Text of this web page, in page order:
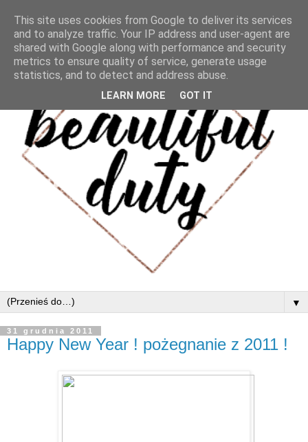
▼
31 grudnia 2011
Happy New Year ! pożegnanie z 2011 !
This site uses cookies from Google to deliver its services
and to analyze traffic. Your IP address and user-agent are
shared with Google along with performance and security
metrics to ensure quality of service, generate usage
statistics, and to detect and address abuse.
LEARN MORE GOT IT